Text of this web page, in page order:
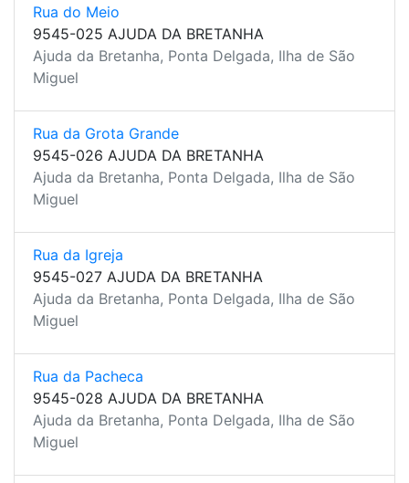
Rua do Meio
9545-025 AJUDA DA BRETANHA
Ajuda da Bretanha, Ponta Delgada, Ilha de São
Miguel
Rua da Grota Grande
9545-026 AJUDA DA BRETANHA
Ajuda da Bretanha, Ponta Delgada, Ilha de São
Miguel
Rua da Igreja
9545-027 AJUDA DA BRETANHA
Ajuda da Bretanha, Ponta Delgada, Ilha de São
Miguel
Rua da Pacheca
9545-028 AJUDA DA BRETANHA
Ajuda da Bretanha, Ponta Delgada, Ilha de São
Miguel